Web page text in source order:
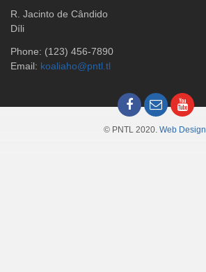
R. Jacinto de Cândido
Díli
Phone: (123) 456-7890
Email: koaliaho@pntl.tl
© PNTL 2020. Web Design